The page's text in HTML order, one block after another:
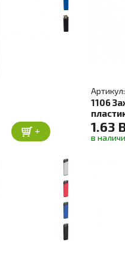
+
1106
1.63
в